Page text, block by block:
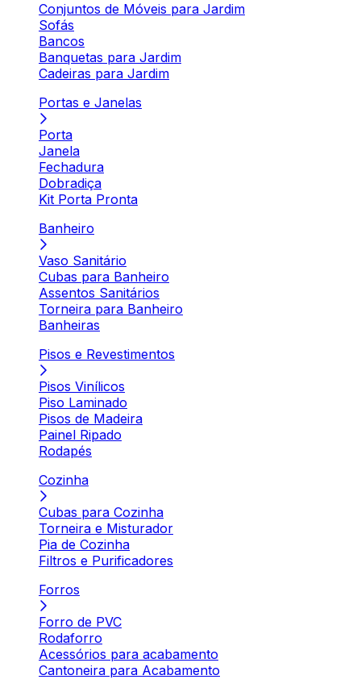
Conjuntos de Móveis para Jardim
Sofás
Bancos
Banquetas para Jardim
Cadeiras para Jardim
Portas e Janelas
Porta
Janela
Fechadura
Dobradiça
Kit Porta Pronta
Banheiro
Vaso Sanitário
Cubas para Banheiro
Assentos Sanitários
Torneira para Banheiro
Banheiras
Pisos e Revestimentos
Pisos Vinílicos
Piso Laminado
Pisos de Madeira
Painel Ripado
Rodapés
Cozinha
Cubas para Cozinha
Torneira e Misturador
Pia de Cozinha
Filtros e Purificadores
Forros
Forro de PVC
Rodaforro
Acessórios para acabamento
Cantoneira para Acabamento